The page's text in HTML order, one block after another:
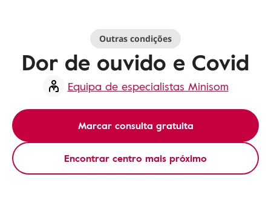
Outras condições
Dor de ouvido e Covid
Equipa de especialistas Minisom
Marcar consulta gratuita
Encontrar centro mais próximo